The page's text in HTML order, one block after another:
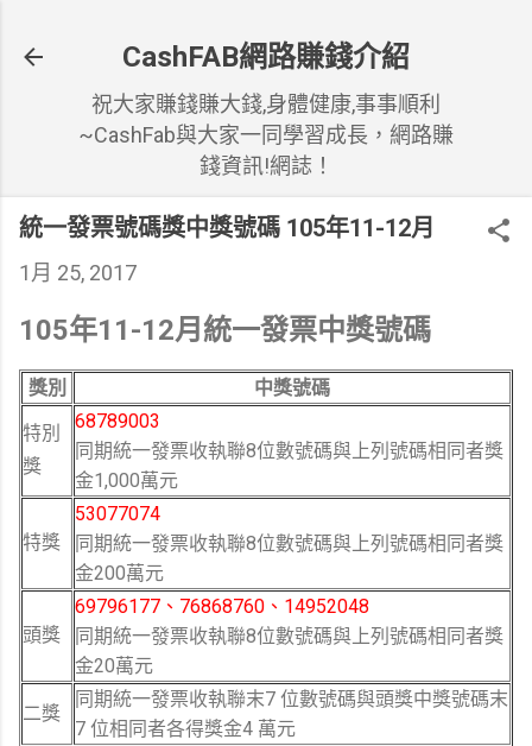
CashFAB網路賺錢介紹
祝大家賺錢賺大錢,身體健康,事事順利
~CashFab與大家一同學習成長，網路賺
錢資訊!網誌！
統一發票號碼獎中獎號碼 105年11-12月
1月 25, 2017
105年11-12月統一發票中獎號碼
獎別
中獎號碼
特別
獎
68789003
同期統一發票收執聯8位數號碼與上列號碼相同者獎
金1,000萬元
特獎
53077074
同期統一發票收執聯8位數號碼與上列號碼相同者獎
金200萬元
頭獎
69796177、76868760、14952048
同期統一發票收執聯8位數號碼與上列號碼相同者獎
金20萬元
二獎
同期統一發票收執聯末7 位數號碼與頭獎中獎號碼末
7 位相同者各得獎金4 萬元